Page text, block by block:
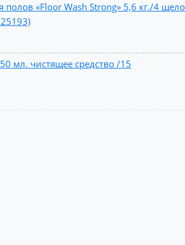
полов «Floor Wash Strong» 5,6 кг./4
мл. чистящее средство /15